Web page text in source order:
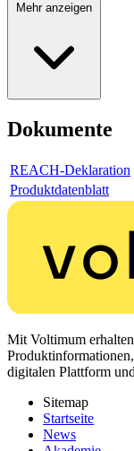
Mehr anzeigen
Dokumente
REACH-Deklaration
Produktdatenblatt
Mit Voltimum
digitalen Plattform
Sitemap
Startseite
News